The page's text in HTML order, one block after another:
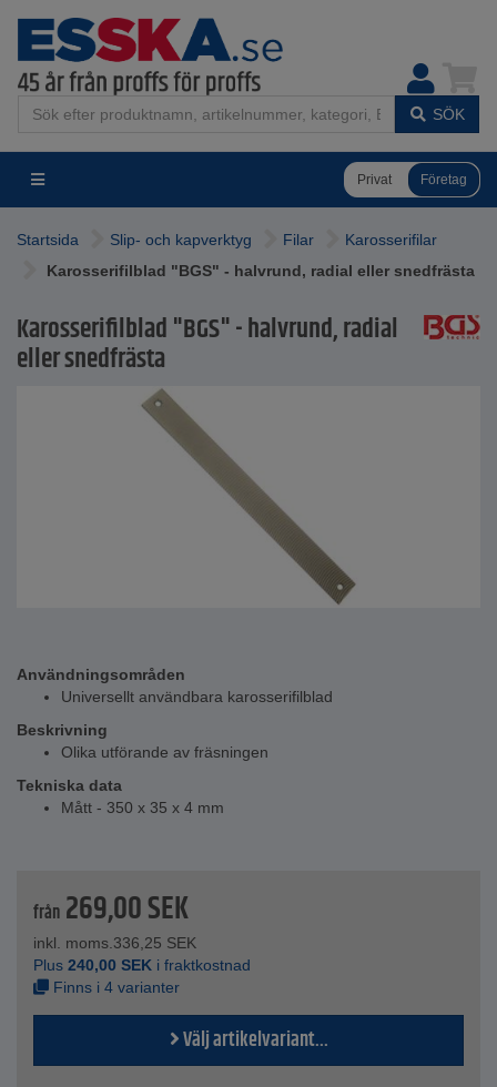
SÖK
Privat Företag
Startsida Slip- och kapverktyg Filar
Karosserifilar
Karosserifilblad "BGS" - halvrund, radial eller snedfrästa
Karosserifilblad "BGS" - halvrund, radial
eller snedfrästa
Användningsområden
Universellt användbara karosserifilblad
Beskrivning
Olika utförande av fräsningen
Tekniska data
Mått - 350 x 35 x 4 mm
från 269,00SEK
inkl. moms.336,25 SEK
Plus 240,00 SEK i fraktkostnad
Finns i 4 varianter
Välj artikelvariant...